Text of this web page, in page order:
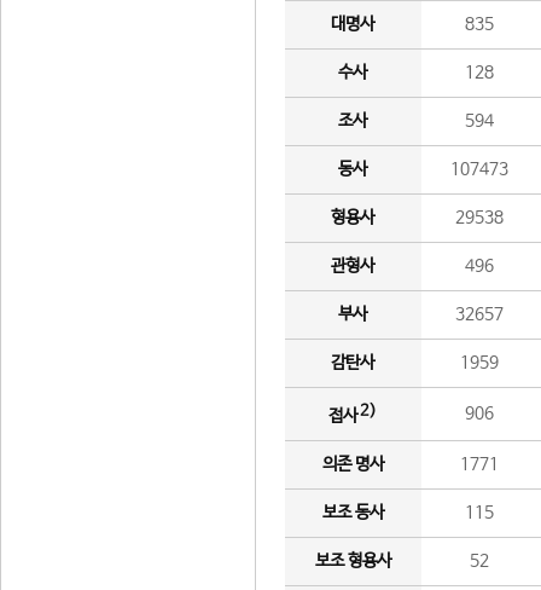
대명사 835
수사 128
조사 594
동사 107473
형용사 29538
관형사 496
부사 32657
감탄사 1959
접사2) 906
의존 명사 1771
보조 동사 115
보조 형용사 52